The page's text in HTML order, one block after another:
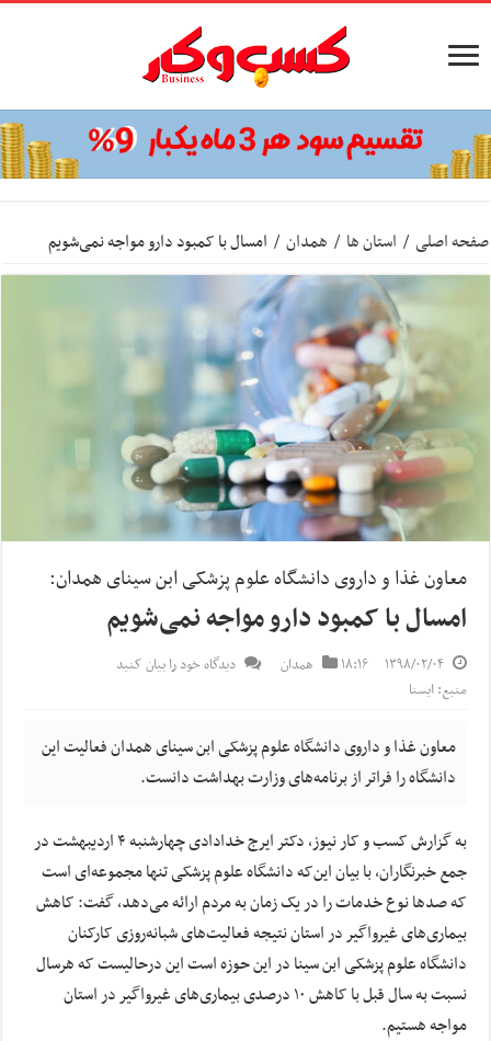
صفحه اصلی / استان ها / همدان / امسال با کمبود دارو مواجه نمی‌شویم
معاون غذا و داروی دانشگاه علوم پزشکی ابن سینای همدان:
امسال با کمبود دارو مواجه نمی‌شویم
۱۳۹۸/۰۲/۰۴ ۱۸:۱۶ همدان
دیدگاه خود را بیان کنید
منبع: ایسنا
معاون غذا و داروی دانشگاه علوم پزشکی ابن سینای همدان فعالیت این
دانشگاه را فراتر از برنامه‌های وزارت بهداشت دانست.
به گزارش کسب و کار نیوز، دکتر ایرج خدادادی چهارشنبه ۴ اردیبهشت در
جمع خبرنگاران، با بیان این‌که دانشگاه علوم پزشکی تنها مجموعه‌ای است
که صدها نوع خدمات را در یک زمان به مردم ارائه می‌دهد، گفت: کاهش
بیماری‌های غیرواگیر در استان نتیجه فعالیت‌های شبانه‌روزی کارکنان
دانشگاه علوم پزشکی ابن سینا در این حوزه است این درحالیست که هرسال
نسبت به سال قبل با کاهش ۱۰ درصدی بیماری‌های غیرواگیر در استان
مواجه هستیم.